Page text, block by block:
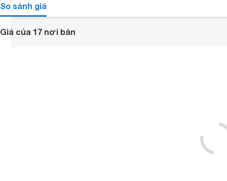
So sánh giá
Giá của 17 nơi bán